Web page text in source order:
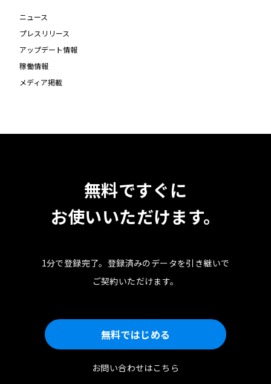
ニュース
プレスリリース
アップデート情報
稼働情報
メディア掲載
無料ですぐに
お使いいただけます。
1分で登録完了。 登録済みのデータを引き継いで
ご契約いただけます。
無料ではじめる
お問い合わせはこちら